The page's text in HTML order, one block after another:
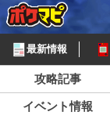
最新情報
攻略記事
イベント情報